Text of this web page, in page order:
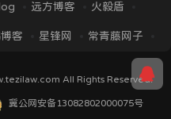
远方博客 火毅盾
客 星锋网 常青藤网子
TITAIKE
All Rights Reserved.
冀公网安备13082802000075号